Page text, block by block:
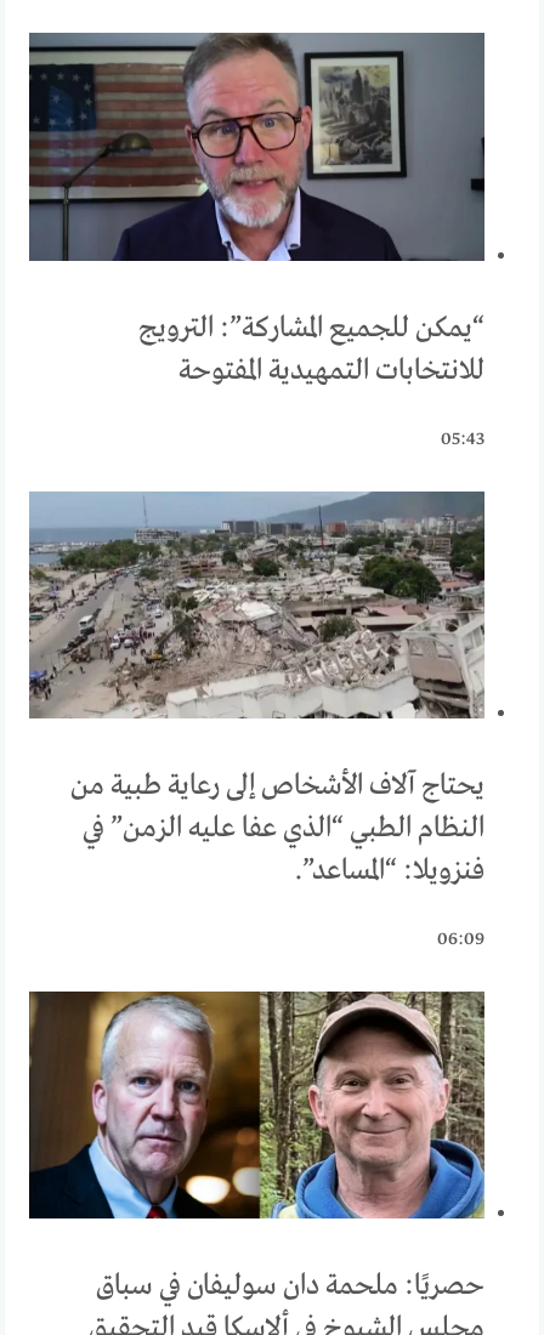
“يمكن للجميع المشاركة”: الترويج
للانتخابات التمهيدية المفتوحة
05:43
يحتاج آلاف الأشخاص إلى رعاية طبية من
النظام الطبي “الذي عفا عليه الزمن” في
فنزويلا: “المساعد”.
06:09
حصريًا: ملحمة دان سوليفان في سباق